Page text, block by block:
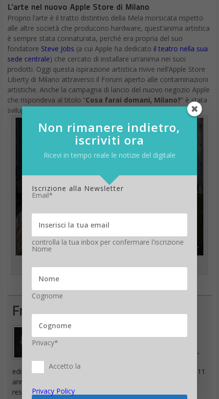
L’arte nel nuovo Apple Store di Milano
Proprio l’arte è il tratto distintivo della Mela morsicata rispetto
alle altre società che producono hardware, quest’anima artistica
è sempre stata connaturata, perché era propria del suo
fondatore Steve Jobs (a cui Apple ha dedicato il teatro nella sua
sede centrale) che cercato di installare un’anima nei suoi
prodotti. Oggi questa ispirazione artistica rivive nell’Apple Store
Liberty di Milano attraverso il Forum aperto alle contaminazioni
artistiche. Anche la campagna di lancio del nuovo negozio Apple
che rispondeva al titolo “Cosa farai domani, Milano?” è stata
sviluppata con il contributo di 21 giovani artisti locali.
Francesco Marino
Giornalista esperto di tecnologia, da oltre 20
anni si occupa di innovazione, mondo digitale,
editoriale della rivista scientifica Newton e ha lavorato per 11
anni al Gruppo Sole 24 Ore. È il fondatore e direttore
responsabile di Digitalic
Non rimanere indietro,
iscriviti ora
Ricevi in tempo reale le notizie del digitale
Iscrizione alla Newsletter
Email*
controlla la tua inbox per confermare l'iscrizione
Nome
Cognome
Privacy*
Accetto la
Privacy Policy